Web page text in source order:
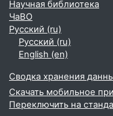
Научная библиотека
ЧаВО
Русский ‎(ru)‎
Русский ‎(ru)‎
English ‎(en)‎
Сводка хранения
Скачать мобильное
Переключить на